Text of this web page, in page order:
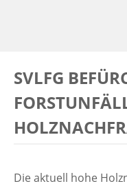
SVLFG
Die aktuell hohe